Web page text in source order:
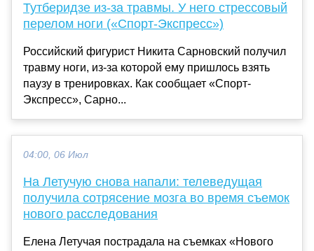
Тутберидзе из-за травмы. У него стрессовый
перелом ноги («Спорт-Экспресс»)
Российский фигурист Никита Сарновский получил
травму ноги, из-за которой ему пришлось взять
паузу в тренировках. Как сообщает «Спорт-
Экспресс», Сарно...
04:00, 06 Июл
На Летучую снова напали: телеведущая
получила сотрясение мозга во время съемок
нового расследования
Елена Летучая пострадала на съемках «Нового